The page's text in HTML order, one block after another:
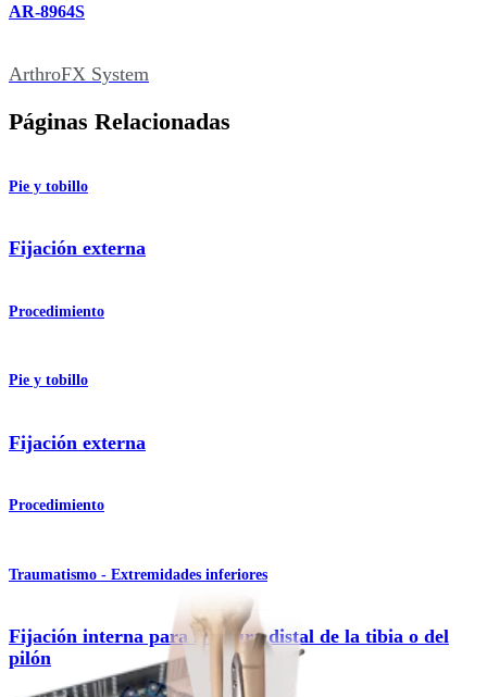
AR-8964S
ArthroFX System
Páginas Relacionadas
Pie y tobillo
Fijación externa
Procedimiento
Pie y tobillo
Fijación externa
Procedimiento
Traumatismo - Extremidades inferiores
Fijación interna para fractura distal de la tibia o del
pilón